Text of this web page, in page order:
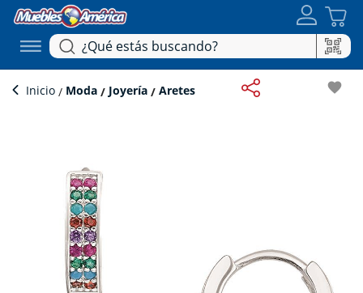
Inicio Moda Joyería Aretes favorite